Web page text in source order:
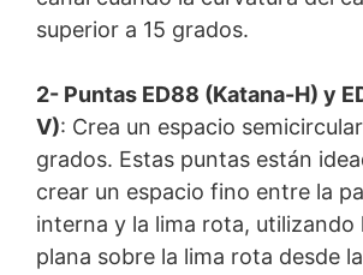
superior a 15 grados.
2- Puntas ED88 (Katana-H) y
V): Crea un espacio
grados. Estas puntas están
crear un espacio fino entre la
interna y la lima rota, utilizando
plana sobre la lima rota desde